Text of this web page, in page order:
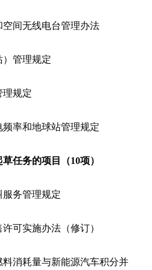
空间无线电台管理办法
）管理规定
理规定
率和地球站管理规定
任务的项目（10项）
服务管理规定
可实施办法（修订）
料消耗量与新能源汽车积分并